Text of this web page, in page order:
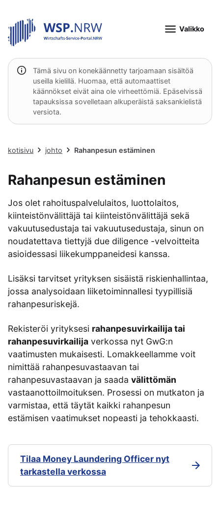
Valikko
Tämä sivu on konekäännetty tarjoamaan sisältöä
useilla kielillä. Huomaa, että automaattiset
käännökset eivät aina ole virheettömiä. Epäselvissä
tapauksissa sovelletaan alkuperäistä saksankielistä
versiota.
kotisivu johto Rahanpesun estäminen
Rahanpesun estäminen
Jos olet rahoituspalvelulaitos, luottolaitos,
kiinteistönvälittäjä tai kiinteistönvälittäjä sekä
vakuutusedustaja tai vakuutusedustaja, sinun on
noudatettava tiettyjä due diligence -velvoitteita
asioidessasi liikekumppaneidesi kanssa.
Lisäksi tarvitset yrityksen sisäistä riskienhallintaa,
jossa analysoidaan liiketoiminnallesi tyypillisiä
rahanpesuriskejä.
Rekisteröi yrityksesi rahanpesuvirkailija tai
rahanpesuvirkailija verkossa nyt GwG:n
vaatimusten mukaisesti. Lomakkeellamme voit
nimittää rahanpesuvastaavan tai
rahanpesuvastaavan ja saada välittömän
vastaanottoilmoituksen. Prosessi on mutkaton ja
varmistaa, että täytät kaikki rahanpesun
estämisen vaatimukset nopeasti ja tehokkaasti.
Tilaa Money Laundering Officer nyt
tarkastella verkossa